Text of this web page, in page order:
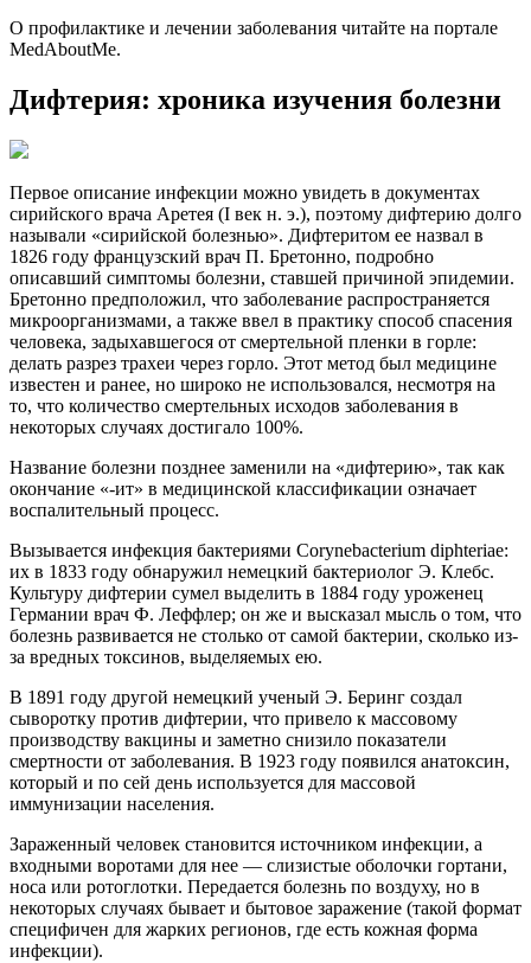
О профилактике и лечении заболевания читайте на портале
MedAboutMe.
Дифтерия: хроника изучения болезни
Первое описание инфекции можно увидеть в документах
сирийского врача Аретея (I век н. э.), поэтому дифтерию долго
называли «сирийской болезнью». Дифтеритом ее назвал в
1826 году французский врач П. Бретонно, подробно
описавший симптомы болезни, ставшей причиной эпидемии.
Бретонно предположил, что заболевание распространяется
микроорганизмами, а также ввел в практику способ спасения
человека, задыхавшегося от смертельной пленки в горле:
делать разрез трахеи через горло. Этот метод был медицине
известен и ранее, но широко не использовался, несмотря на
то, что количество смертельных исходов заболевания в
некоторых случаях достигало 100%.
Название болезни позднее заменили на «дифтерию», так как
окончание «-ит» в медицинской классификации означает
воспалительный процесс.
Вызывается инфекция бактериями Corynebacterium diphteriae:
их в 1833 году обнаружил немецкий бактериолог Э. Клебс.
Культуру дифтерии сумел выделить в 1884 году уроженец
Германии врач Ф. Леффлер; он же и высказал мысль о том, что
болезнь развивается не столько от самой бактерии, сколько из-
за вредных токсинов, выделяемых ею.
В 1891 году другой немецкий ученый Э. Беринг создал
сыворотку против дифтерии, что привело к массовому
производству вакцины и заметно снизило показатели
смертности от заболевания. В 1923 году появился анатоксин,
который и по сей день используется для массовой
иммунизации населения.
Зараженный человек становится источником инфекции, а
входными воротами для нее — слизистые оболочки гортани,
носа или ротоглотки. Передается болезнь по воздуху, но в
некоторых случаях бывает и бытовое заражение (такой формат
специфичен для жарких регионов, где есть кожная форма
инфекции).